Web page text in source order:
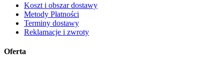
Koszt i obszar dostawy
Metody Płatności
Terminy dostawy
Reklamacje i zwroty
Oferta